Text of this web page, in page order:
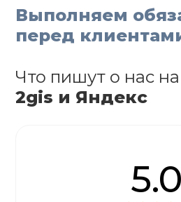
Выполняем
перед
Что пишут о нас на
2gis и Яндекс
5.0